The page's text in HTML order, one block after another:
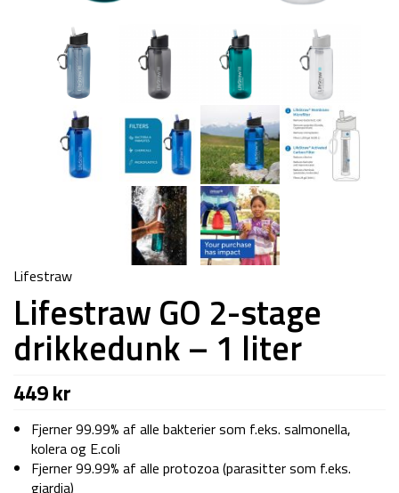
Lifestraw
Lifestraw GO 2-stage
drikkedunk – 1 liter
449kr
Fjerner 99.99% af alle bakterier som f.eks. salmonella,
kolera og E.coli
Fjerner 99.99% af alle protozoa (parasitter som f.eks.
giardia)